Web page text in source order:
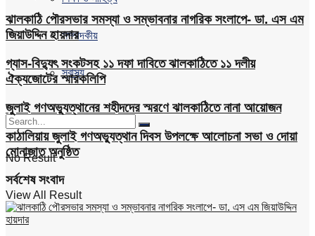
সম্পাদকীয়
স্বাস্থ্য
No Result
View All Result
ঝালকাঠি পৌরসভার সমস্যা ও সম্ভাবনার নাগরিক সংলাপে- ডা. এস এম
জিয়াউদ্দিন হায়দার
গ্যাস-বিদ্যুৎ সংকটসহ ১১ দফা দাবিতে ঝালকাঠিতে ১১ দলীয়
ঐক্যজোটের স্মারকলিপি
জুলাই গণঅভ্যুত্থানের শহীদদের স্মরণে ঝালকাঠিতে নানা আয়োজন
কাঠালিয়ায় জুলাই গণঅভ্যুত্থান দিবস উপলক্ষে আলোচনা সভা ও দোয়া
মোনাজাত অনুষ্ঠিত
সর্বশেষ সংবাদ